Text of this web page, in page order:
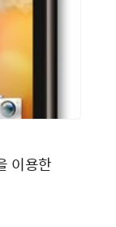
이용한